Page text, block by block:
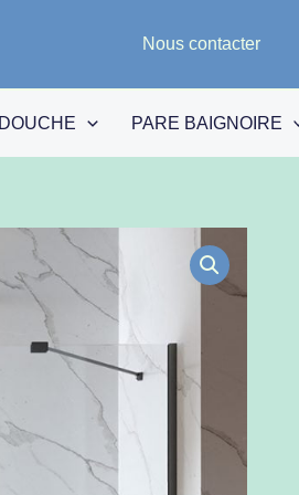
Nous contacter
PARE BAIGNOIRE